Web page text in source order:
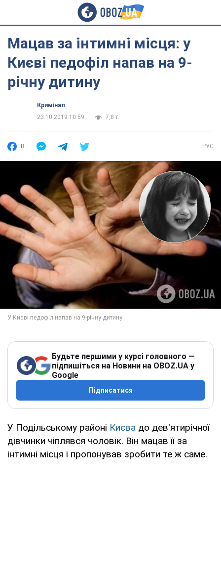
Мацав за інтимні місця: у
Києві педофіл напав на 9-
річну дитину
Кримінал
23.10.2019 10:59
7,8 т.
8 РУС
Будьте першими у курсі головного —
підпишіться на Новини на OBOZ.UA у
Google
Підписатися
У Подільському районі Києва до дев'ятирічної
дівчинки чіплявся чоловік. Він мацав її за
інтимні місця і пропонував зробити те ж саме.